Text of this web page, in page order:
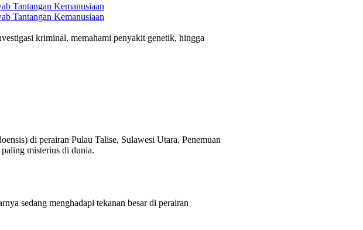
Tantangan Kemanusiaan
Tantangan Kemanusiaan
kriminal, memahami penyakit genetik, hingga
di perairan Pulau Talise, Sulawesi Utara. Penemuan
misterius di dunia.
sedang menghadapi tekanan besar di perairan